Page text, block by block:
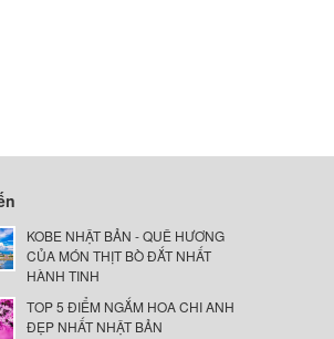
KOBE NHẬT BẢN - QUÊ HƯƠNG
CỦA MÓN THỊT BÒ ĐẮT NHẤT
HÀNH TINH
TOP 5 ĐIỂM NGẮM HOA CHI ANH
ĐẸP NHẤT NHẬT BẢN